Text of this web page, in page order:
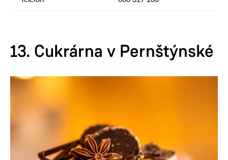
13. Cukrárna v Pernštýnské